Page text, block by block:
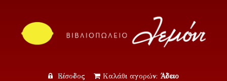
Είσοδος Καλάθι αγορών: Άδειο